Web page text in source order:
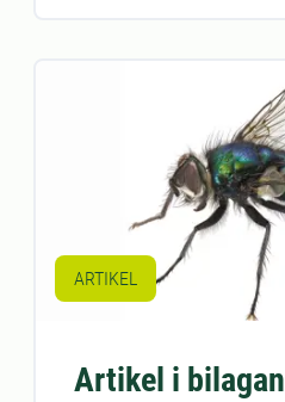
ARTIKEL
Artikel i bilagan